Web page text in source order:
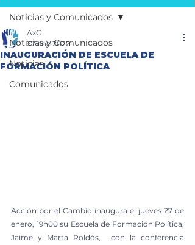
Noticias y Comunicados
Noticias
Comunicados
Noticias y Comunicados
INAUGURACIÓN DE ESCUELA DE
FORMACIÓN POLÍTICA
AxC
27 ene 2022
Acción por el Cambio inaugura el jueves 27 de
enero, 19h00 su Escuela de Formación Política,
Jaime y Marta Roldós,  con la conferencia